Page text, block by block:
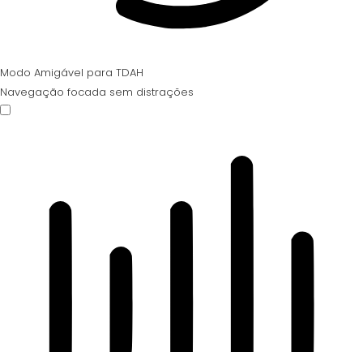
Modo Amigável para TDAH
Navegação focada sem distrações